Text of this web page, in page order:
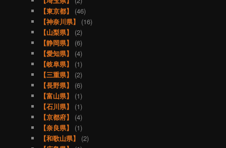
【東京都】
(46)
【神奈川県】
(16)
【山梨県】
(2)
【静岡県】
(6)
【愛知県】
(4)
【岐阜県】
(1)
【三重県】
(2)
【長野県】
(6)
【富山県】
(1)
【石川県】
(1)
【京都府】
(4)
【奈良県】
(1)
【和歌山県】
(2)